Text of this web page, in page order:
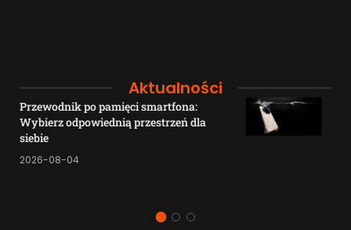
Aktualności
Przewodnik po pamięci smartfona:
Wybierz odpowiednią przestrzeń dla
siebie
2026-08-04